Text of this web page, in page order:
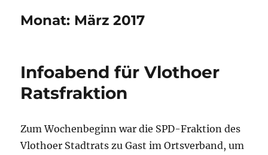
Monat: März 2017
Infoabend für Vlothoer
Ratsfraktion
Zum Wochenbeginn war die SPD-Fraktion des
Vlothoer Stadtrats zu Gast im Ortsverband, um